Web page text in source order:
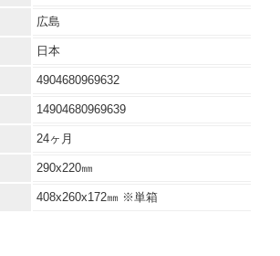
広島
日本
4904680969632
14904680969639
24ヶ月
290x220㎜
408x260x172㎜ ※単箱